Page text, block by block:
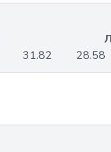
31.82 28.58